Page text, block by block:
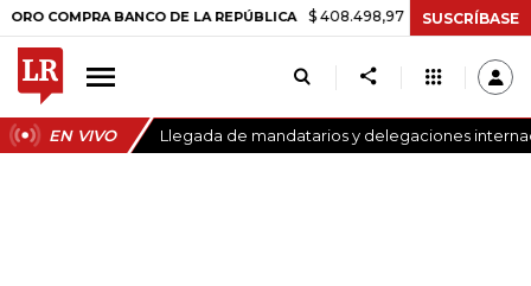
BANCO DE LA REPÚBLICA $ 408.498,97 +$ 8.753,81 +2,19%
SUSCRÍBASE
EN VIVO Llegada de mandatarios y delegaciones